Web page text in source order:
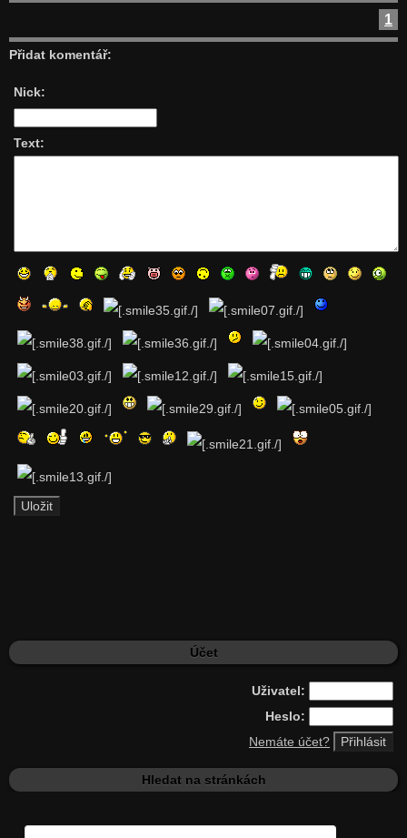
1
Přidat komentář:
Nick:
Text:
Účet
Uživatel:
Heslo:
Nemáte účet?
Hledat na stránkách